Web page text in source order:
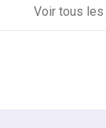
Voir tous